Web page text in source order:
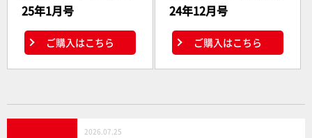
25年1月号
ご購入はこちら
24年12月号
ご購入はこちら
2026.07.25